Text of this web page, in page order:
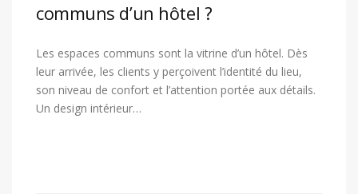
communs d’un hôtel ?
Les espaces communs sont la vitrine d’un hôtel. Dès
leur arrivée, les clients y perçoivent l’identité du lieu,
son niveau de confort et l’attention portée aux détails.
Un design intérieur…